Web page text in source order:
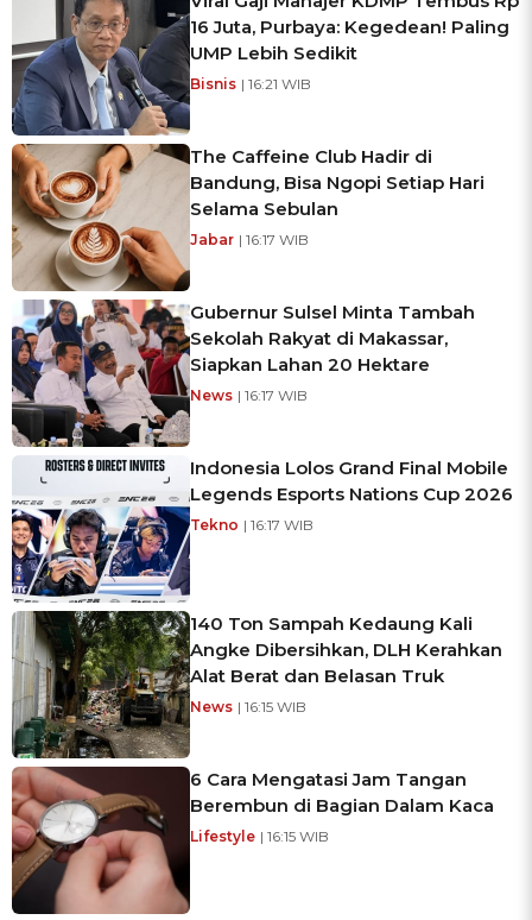
16 Juta, Purbaya: Kegedean! Paling
UMP Lebih Sedikit
Bisnis | 16:21 WIB
The Caffeine Club Hadir di
Bandung, Bisa Ngopi Setiap Hari
Selama Sebulan
Jabar | 16:17 WIB
Gubernur Sulsel Minta Tambah
Sekolah Rakyat di Makassar,
Siapkan Lahan 20 Hektare
News | 16:17 WIB
Indonesia Lolos Grand Final Mobile
Legends Esports Nations Cup 2026
Tekno | 16:17 WIB
140 Ton Sampah Kedaung Kali
Angke Dibersihkan, DLH Kerahkan
Alat Berat dan Belasan Truk
News | 16:15 WIB
6 Cara Mengatasi Jam Tangan
Berembun di Bagian Dalam Kaca
Lifestyle | 16:15 WIB